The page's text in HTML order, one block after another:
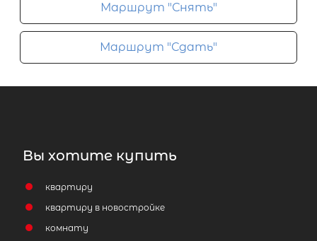
Маршрут "Снять"
Маршрут "Сдать"
Вы хотите купить
квартиру
квартиру в новостройке
комнату